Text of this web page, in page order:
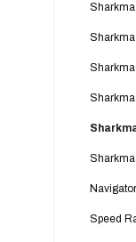
Speed